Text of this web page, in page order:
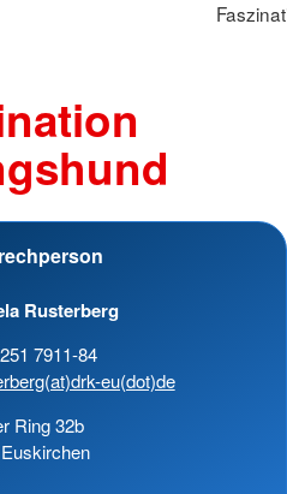
Rusterberg
7911-84
eu(dot)de
Ring 32b